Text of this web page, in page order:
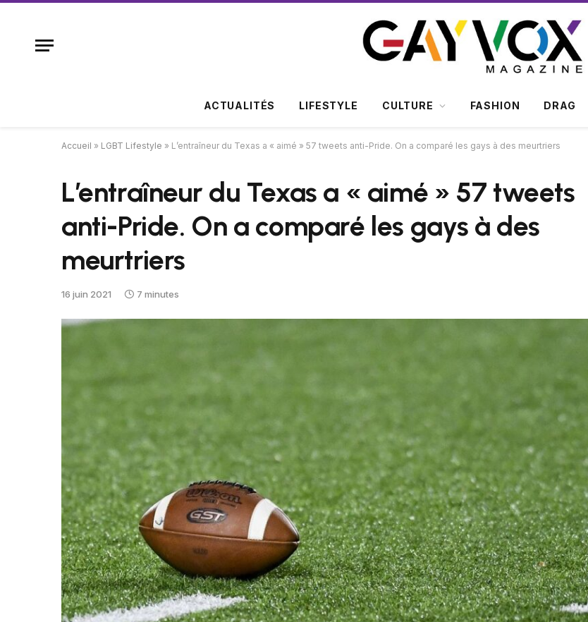
ACTUALITÉS LIFESTYLE CULTURE FASHION DRAG
Accueil » LGBT Lifestyle » L’entraîneur du Texas a « aimé » 57 tweets anti-Pride. On a comparé les gays à des meurtriers
L’entraîneur du Texas a « aimé » 57 tweets
anti-Pride. On a comparé les gays à des
meurtriers
16 juin 2021 7 minutes